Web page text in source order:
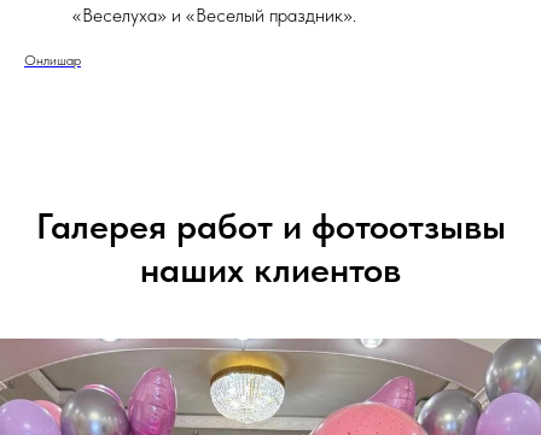
«Веселуха» и «Веселый праздник».
Онлишар
Галерея работ и фотоотзывы
наших клиентов